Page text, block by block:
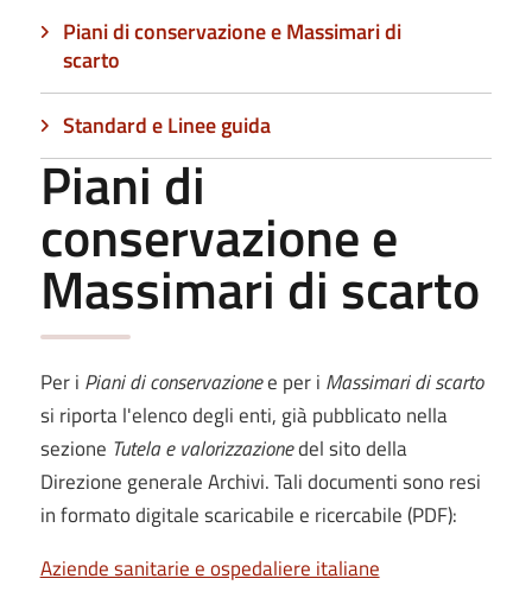
Piani di conservazione e Massimari di
scarto
Standard e Linee guida
Piani di
conservazione e
Massimari di scarto
Per i Piani di conservazionee per i Massimari di scarto
si riporta l'elenco degli enti, già pubblicato nella
sezione Tutela e valorizzazionedel sito della
Direzione generale Archivi. Tali documenti sono resi
in formato digitale scaricabile e ricercabile (PDF):
Aziende sanitarie e ospedaliere italiane